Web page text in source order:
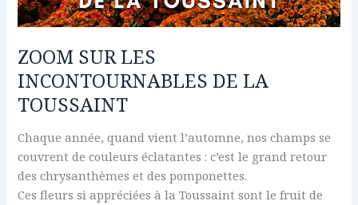
ZOOM SUR LES
INCONTOURNABLES DE LA
TOUSSAINT
Chaque année, quand vient l’automne, nos champs se
couvrent de couleurs éclatantes : c’est le grand retour
des chrysanthèmes et des pomponettes.
Ces fleurs si appréciées à la Toussaint sont le fruit de
DE
LA
TOUSSAINT